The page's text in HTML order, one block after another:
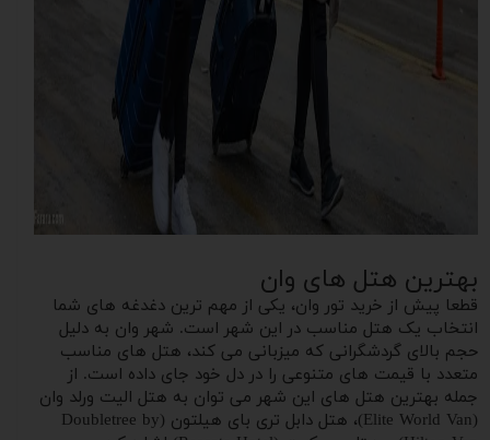
بهترین هتل های وان
قطعا پیش از خرید تور‌ وان، یکی از مهم ترین دغدغه های شما
انتخاب یک هتل مناسب در این شهر است. شهر وان به دلیل
حجم بالای گردشگرانی که میزبانی می کند، هتل های مناسب
متعدد با قیمت های متنوعی را در دل خود جای داده است. از
جمله بهترین هتل های این شهر می توان به هتل الیت ورلد وان
(Elite World Van)، هتل دابل تری بای هیلتون (Doubletree by